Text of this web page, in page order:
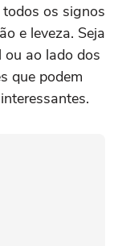
os signos
e leveza. Seja
ou ao lado dos
que podem